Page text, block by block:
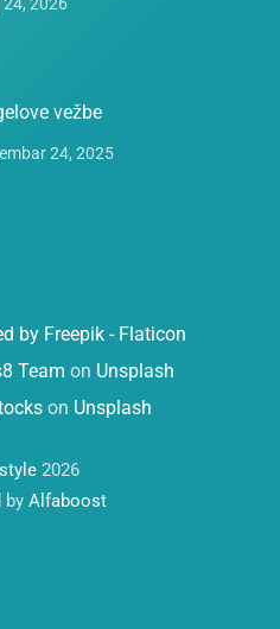
vežbe
24, 2025
by Freepik - Flaticon
Team on Unsplash
on Unsplash
2026
by Alfaboost